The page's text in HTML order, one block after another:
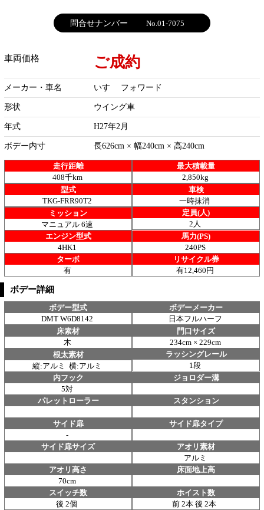
問合せナンバー No.01-7075
車両価格 ご成約
メーカー・車名 いすゞ フォワード
形状 ウイング車
年式 H27年2月
ボデー内寸 長626cm × 幅240cm × 高240cm
走行距離
408千km
最大積載量
2,850kg
型式
TKG-FRR90T2
車検
一時抹消
ミッション
マニュアル 6速
定員(人)
2人
エンジン型式
4HK1
馬力(PS)
240PS
ターボ
有
リサイクル券
有12,460円
ボデー詳細
ボデー型式
DMT W6D8142
ボデーメーカー
日本フルハーフ
床素材
木
門口サイズ
234cm × 229cm
根太素材
縦:アルミ 横:アルミ
ラッシングレール
1段
内フック
5対
ジョロダー溝
パレットローラー スタンション
サイド扉
-
サイド扉タイプ
サイド扉サイズ
アオリ素材
アルミ
アオリ高さ
70cm
床面地上高
スイッチ数
後 2個
ホイスト数
前 2本 後 2本